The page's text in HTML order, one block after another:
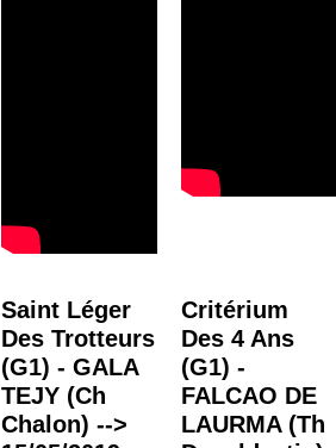
Saint Léger
Des Trotteurs
(G1) - GALA
TEJY (Ch
Chalon) -->
Critérium
Des 4 Ans
(G1) -
FALCAO DE
LAURMA (Th